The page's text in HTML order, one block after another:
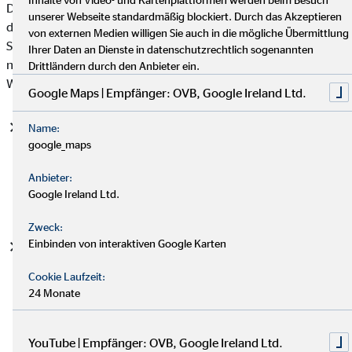
Datenschutzgrundverordnung (DSGVO), auf deren Basis wir
die personenbezogenen Daten verarbeiten, mit. Bitte beachten
Sie, dass zusätzlich zu den Regelungen der DSGVO die
nationalen Datenschutzvorgaben in Ihrem bzw. unserem
Wohn- und Sitzland gelten können.
Einwilligung (Art. 6 Abs. 1 S. 1 lit. a DSGVO)
betroffene Person hat ihre Einwilligung in die Verarbeitung
spezifischen Zweck oder mehrere bestimmte Zwecke
gegeben.
Vertragserfüllung und vorvertragliche Anfragen (Art. 6
Erfüllung eines Vertrags, dessen Vertragspartei die
der betroffenen Person erfolgen.
unserer Webseite standardmäßig blockiert. Durch das Akzeptieren
von externen Medien willigen Sie auch in die mögliche Übermittlung
Ihrer Daten an Dienste in datenschutzrechtlich sogenannten
Drittländern durch den Anbieter ein.
Google Maps | Empfänger: OVB, Google Ireland Ltd.
Name:
google_maps
Anbieter:
Google Ireland Ltd.
Zweck:
Einbinden von interaktiven Google Karten
Cookie Laufzeit:
24 Monate
YouTube | Empfänger: OVB, Google Ireland Ltd.